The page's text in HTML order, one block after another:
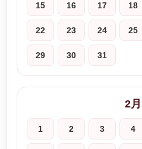
15 16 17 18
22 23 24 25
29 30 31
2月
1 2 3 4